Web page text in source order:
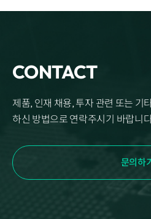
CONTACT
제품, 인재 채용, 투자 관련 또는 기
하신 방법으로 연락주시기 바랍니
문의하